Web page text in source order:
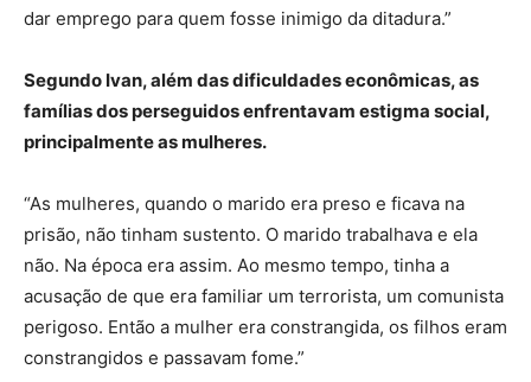
dar emprego para quem fosse inimigo da ditadura.”
Segundo Ivan, além das dificuldades econômicas, as
famílias dos perseguidos enfrentavam estigma social,
principalmente as mulheres.
“As mulheres, quando o marido era preso e ficava na
prisão, não tinham sustento. O marido trabalhava e ela
não. Na época era assim. Ao mesmo tempo, tinha a
acusação de que era familiar um terrorista, um comunista
perigoso. Então a mulher era constrangida, os filhos eram
constrangidos e passavam fome.”